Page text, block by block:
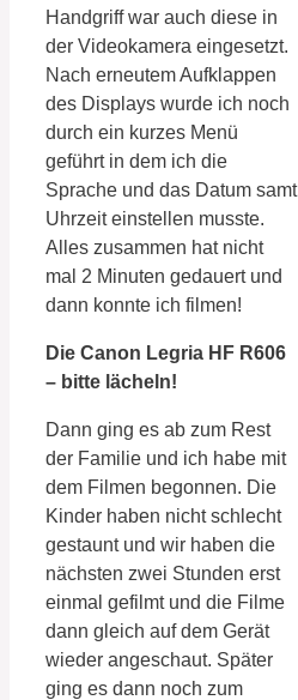
Handgriff war auch diese in
der Videokamera eingesetzt.
Nach erneutem Aufklappen
des Displays wurde ich noch
durch ein kurzes Menü
geführt in dem ich die
Sprache und das Datum samt
Uhrzeit einstellen musste.
Alles zusammen hat nicht
mal 2 Minuten gedauert und
dann konnte ich filmen!
Die Canon Legria HF R606
– bitte lächeln!
Dann ging es ab zum Rest
der Familie und ich habe mit
dem Filmen begonnen. Die
Kinder haben nicht schlecht
gestaunt und wir haben die
nächsten zwei Stunden erst
einmal gefilmt und die Filme
dann gleich auf dem Gerät
wieder angeschaut. Später
ging es dann noch zum